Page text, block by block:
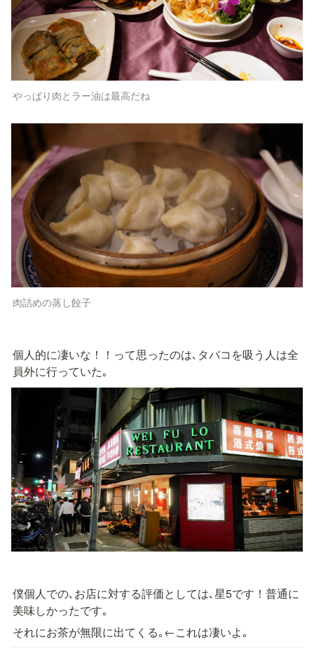
やっぱり肉とラー油は最高だね
肉詰めの蒸し餃子
個人的に凄いな！！って思ったのは､タバコを吸う人は全
員外に行っていた｡
僕個人での､お店に対する評価としては､星5です！普通に
美味しかったです｡
それにお茶が無限に出てくる｡←これは凄いよ｡